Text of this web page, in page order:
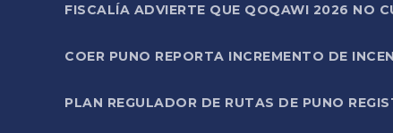
FISCALÍA ADVIERTE QUE QOQAWI 2026 NO
COER PUNO REPORTA INCREMENTO DE
PLAN REGULADOR DE RUTAS DE PUNO